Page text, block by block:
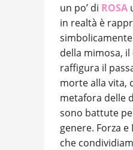
un po’ di ROSA
in realtà è
della mimosa,
raffigura il
morte alla vita,
metafora delle
sono battute
genere. Forza
che